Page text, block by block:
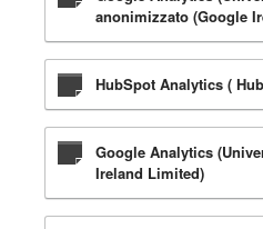
anonimizzato (Google
HubSpot Analytics (
Google Analytics
Ireland Limited)